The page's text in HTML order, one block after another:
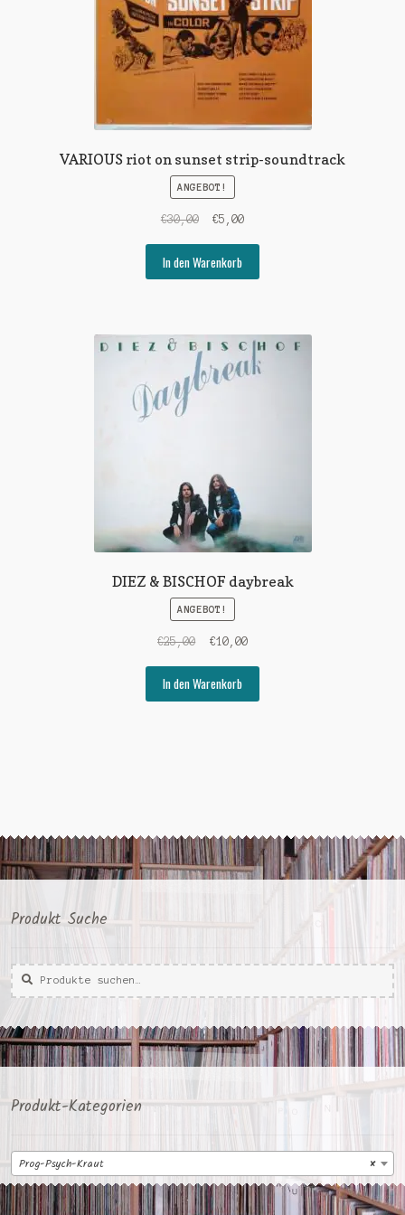
VARIOUS riot on sunset strip-soundtrack
ANGEBOT!
€30,00
Ursprünglicher
war:
€30,00
€5,00Aktueller
€5,00.
In den Warenkorb
DIEZ & BISCHOF daybreak
ANGEBOT!
€25,00
Ursprünglicher
war:
€25,00
€10,00Aktueller
€10,00.
In den Warenkorb
Produkt Suche
Suche
nach:
Suche
Produkt-Kategorien
×
Prog-Psych-Kraut